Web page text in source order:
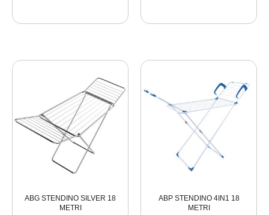
ABG STENDINO SILVER 18
METRI
ABP STENDINO 4IN1 18
METRI